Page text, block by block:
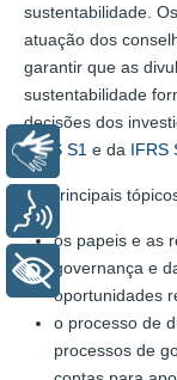
sustentabilidade.
atuação dos
garantir que as
sustentabilidade
decisões dos
IFRS S1 e da IFRS
Os principais
os papeis e as
governança e
oportunidades
o processo de
processos de
Libras
Voz
+